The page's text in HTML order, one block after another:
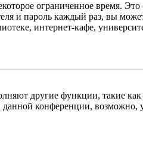
ограниченное время. Это
и пароль каждый раз, вы
интернет-кафе,
другие функции, такие
конференции, возможно,